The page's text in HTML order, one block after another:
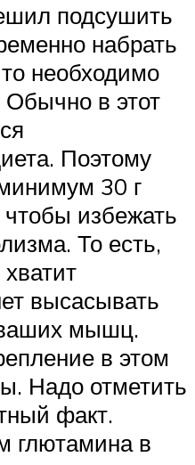
подсушить
набрать
необходимо
Обычно в этот
Поэтому
30 г
избежать
То есть,
высасывать
мышц.
в этом
Надо отметить
факт.
глютамина в